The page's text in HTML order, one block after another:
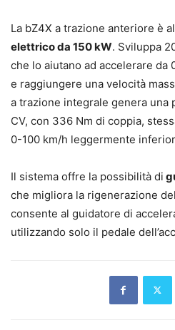
La bZ4X a trazione anteriore è
elettrico da 150 kW. Sviluppa
che lo aiutano ad accelerare da
e raggiungere una velocità
a trazione integrale genera una
CV, con 336 Nm di coppia,
0-100 km/h leggermente
Il sistema offre la possibilità di
che migliora la rigenerazione
consente al guidatore di
utilizzando solo il pedale